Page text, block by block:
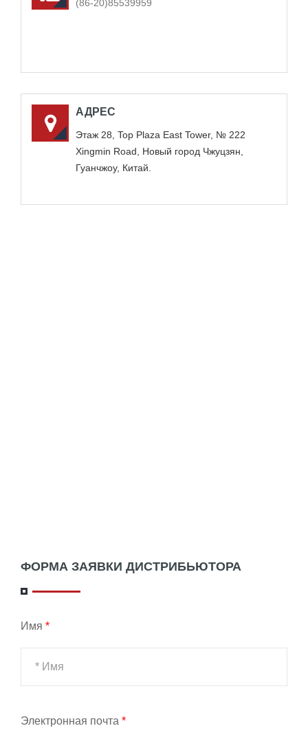
(86-20)85539959
АДРЕС
Этаж 28, Top Plaza East Tower, № 222
Xingmin Road, Новый город Чжуцзян,
Гуанчжоу, Китай.
ФОРМА ЗАЯВКИ ДИСТРИБЬЮТОРА
Имя *
Электронная почта *